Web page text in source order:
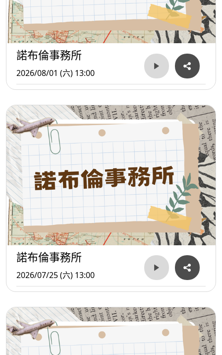
諾布倫事務所
2026/08/01 (六) 13:00
諾布倫事務所
2026/07/25 (六) 13:00